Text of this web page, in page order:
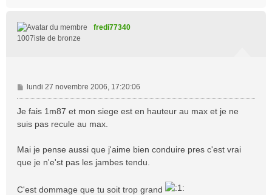
fredi77340
1007iste de bronze
M
e
s
s
e
lundi 27 novembre 2006, 17:20:06
Je fais 1m87 et mon siege est en hauteur au max et je ne
suis pas recule au max.
Mai je pense aussi que j'aime bien conduire pres c'est vrai
que je n'e'st pas les jambes tendu.
C'est dommage que tu soit trop grand